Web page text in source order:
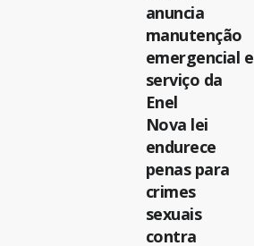
anuncia
manutenção
emergencial e
serviço da
Enel
Nova lei
endurece
penas para
crimes
sexuais
contra